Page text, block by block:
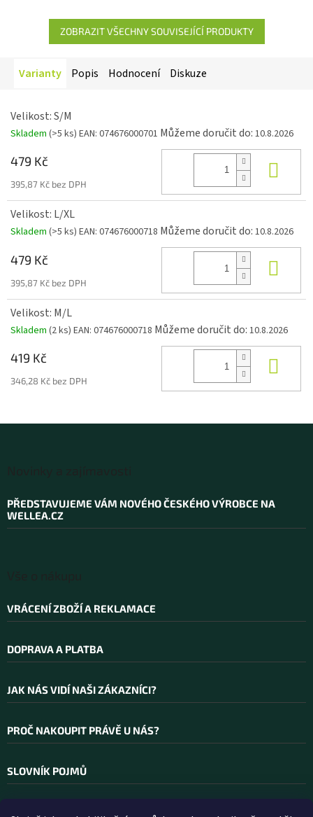
ZOBRAZIT VŠECHNY SOUVISEJÍCÍ PRODUKTY
Varianty Popis Hodnocení Diskuze
Velikost: S/M
Skladem (>5 ks) EAN: 074676000701 Můžeme doručit do: 10.8.2026
479 Kč
395,87 Kč bez DPH
Velikost: L/XL
Skladem (>5 ks) EAN: 074676000718 Můžeme doručit do: 10.8.2026
479 Kč
395,87 Kč bez DPH
Velikost: M/L
Skladem (2 ks) EAN: 074676000718 Můžeme doručit do: 10.8.2026
419 Kč
346,28 Kč bez DPH
PŘEDSTAVUJEME VÁM NOVÉHO ČESKÉHO VÝROBCE NA
WELLEA.CZ
VRÁCENÍ ZBOŽÍ A REKLAMACE
DOPRAVA A PLATBA
JAK NÁS VIDÍ NAŠI ZÁKAZNÍCI?
PROČ NAKOUPIT PRÁVĚ U NÁS?
SLOVNÍK POJMŮ